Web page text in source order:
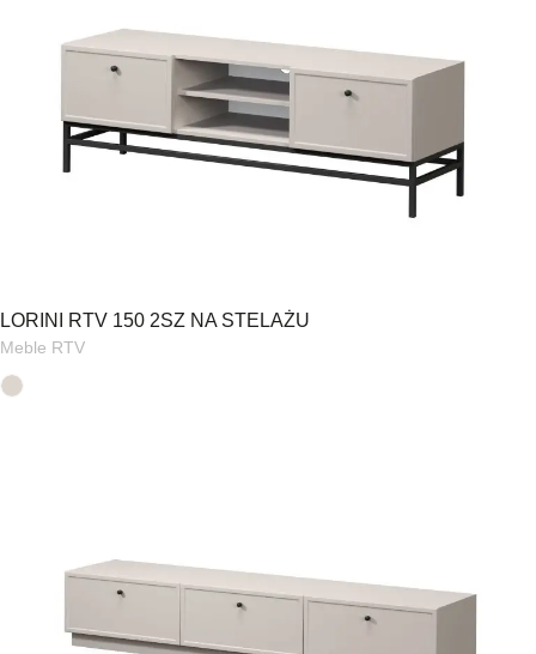
LORINI RTV 150 2SZ NA STELAŻU
Meble RTV